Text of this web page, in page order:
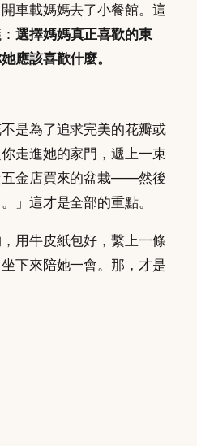
車載媽媽去了小餐館。這
選擇媽媽真正喜歡的東
應該喜歡什麼。
是為了追求完美的花瓣或
走進她的家門，遞上一束
金店買來的盆栽——然後
」這才是全部的重點。
用牛皮紙包好，繫上一條
下來陪她一會。那，才是